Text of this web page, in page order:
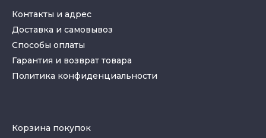
Контакты и адрес
Доставка и самовывоз
Способы оплаты
Гарантия и возврат товара
Политика конфиденциальности
Корзина покупок